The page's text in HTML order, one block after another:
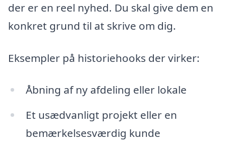
der er en reel nyhed. Du skal give dem en
konkret grund til at skrive om dig.
Eksempler på historiehooks der virker:
Åbning af ny afdeling eller lokale
Et usædvanligt projekt eller en
bemærkelsesværdig kunde